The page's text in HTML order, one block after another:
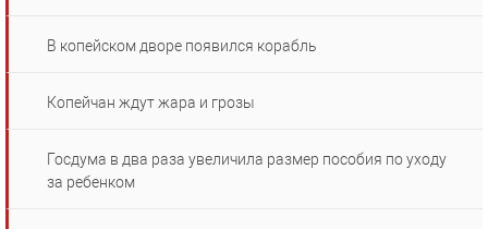
В копейском дворе появился корабль
Копейчан ждут жара и грозы
Госдума в два раза увеличила размер пособия по уходу
за ребенком